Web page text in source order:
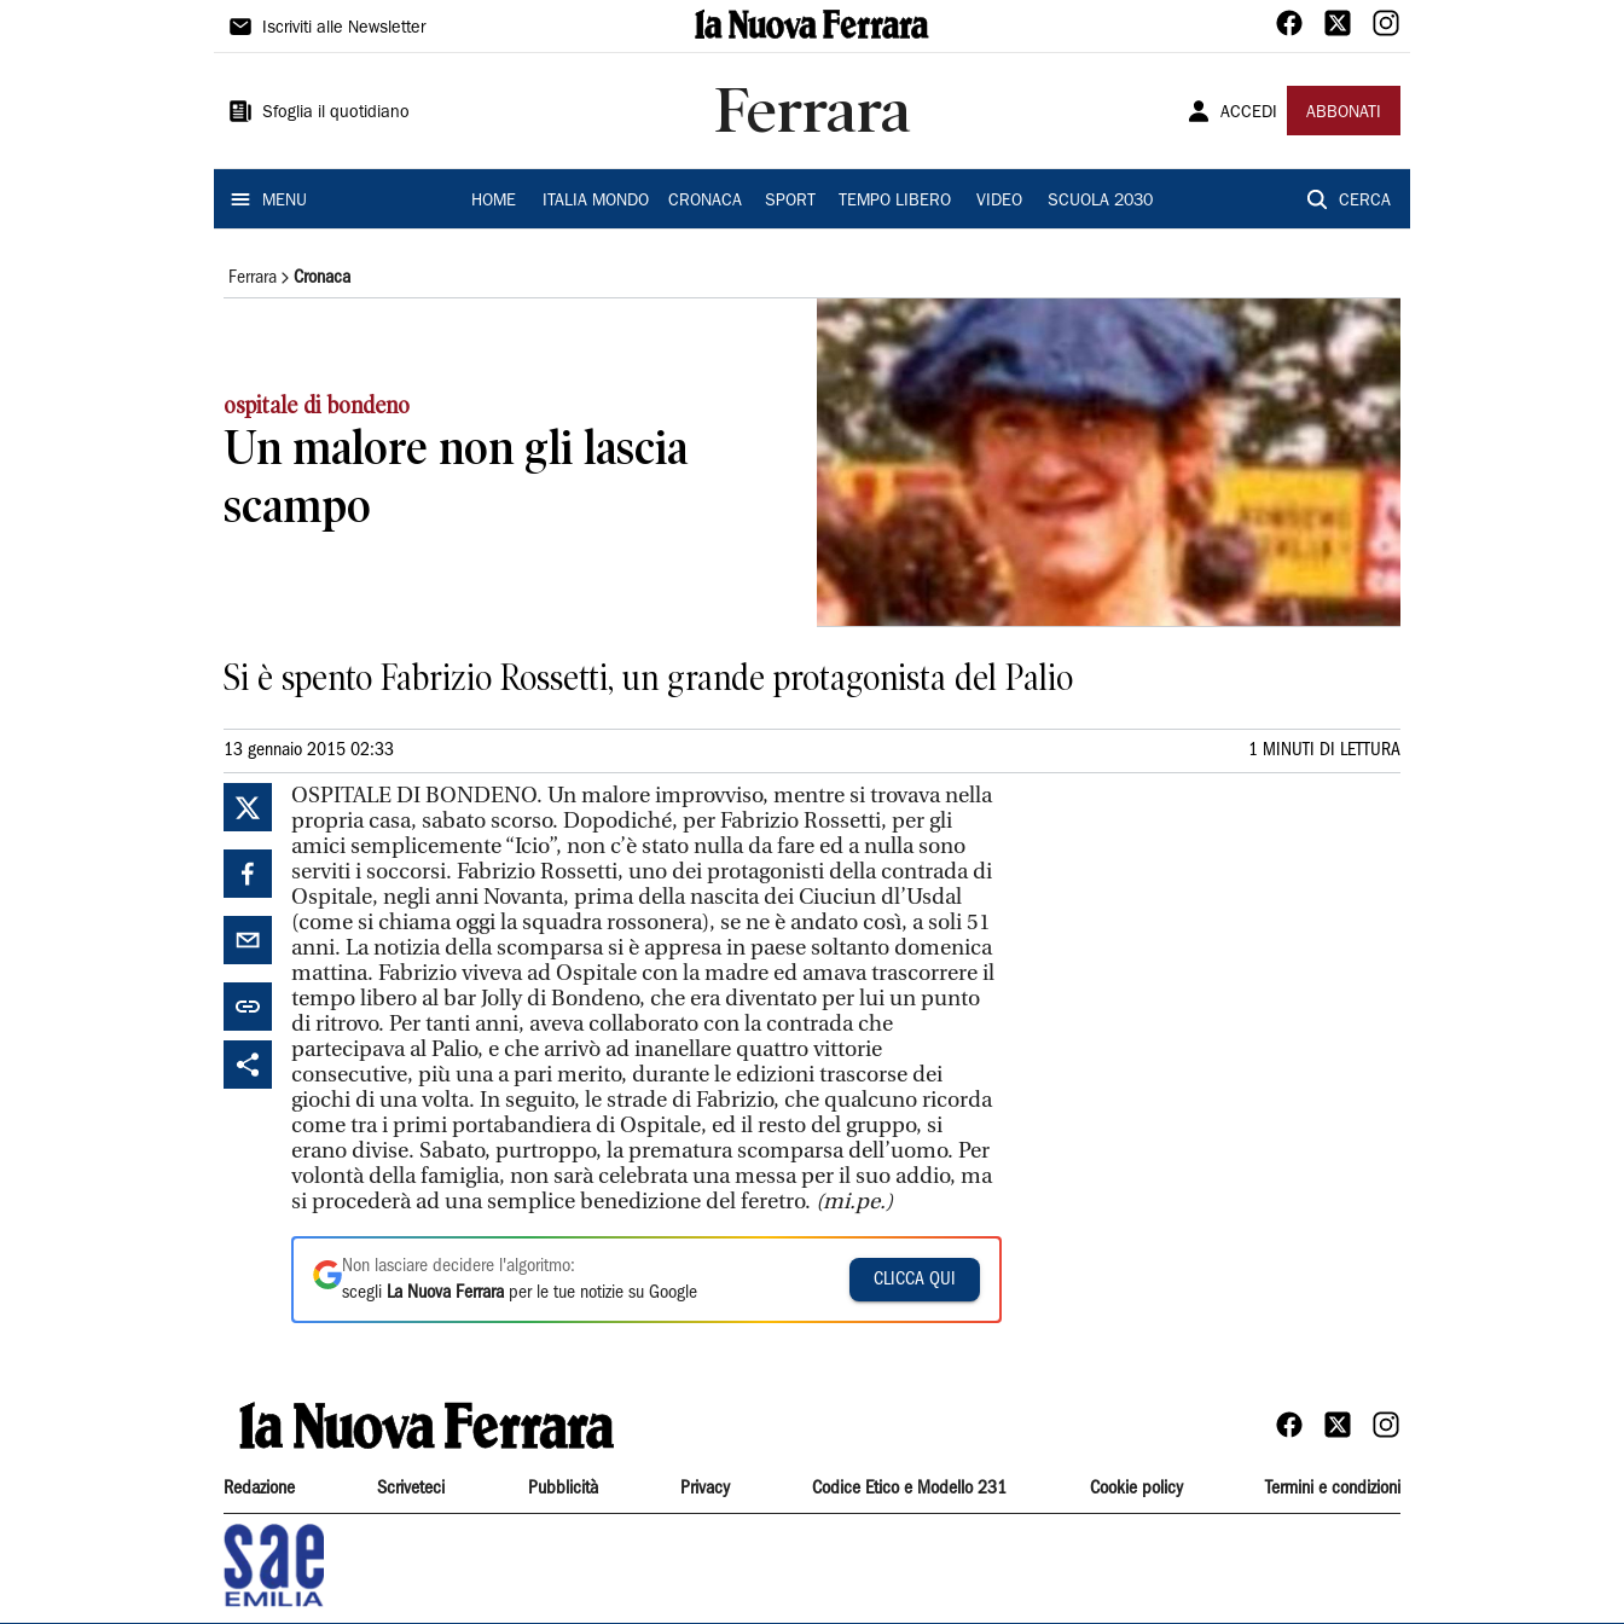
La
Ferrara
Iscriviti alle Newsletter
Sfoglia il quotidiano Ferrara ACCEDI ABBONATI
MENU HOME ITALIA MONDO CRONACA SPORT TEMPO LIBERO VIDEO SCUOLA 2030 CERCA
Ferrara Cronaca
ospitale di bondeno
Un malore non gli lascia
scampo
Si è spento Fabrizio Rossetti, un grande protagonista del Palio
13 gennaio 2015 02:33 1 MINUTI DI LETTURA
OSPITALE DI BONDENO. Un malore improvviso, mentre si trovava nella
propria casa, sabato scorso. Dopodiché, per Fabrizio Rossetti, per gli
amici semplicemente “Icio”, non c’è stato nulla da fare ed a nulla sono
serviti i soccorsi. Fabrizio Rossetti, uno dei protagonisti della contrada di
Ospitale, negli anni Novanta, prima della nascita dei Ciuciun dl’Usdal
(come si chiama oggi la squadra rossonera), se ne è andato così, a soli 51
anni. La notizia della scomparsa si è appresa in paese soltanto domenica
mattina. Fabrizio viveva ad Ospitale con la madre ed amava trascorrere il
tempo libero al bar Jolly di Bondeno, che era diventato per lui un punto
di ritrovo. Per tanti anni, aveva collaborato con la contrada che
partecipava al Palio, e che arrivò ad inanellare quattro vittorie
consecutive, più una a pari merito, durante le edizioni trascorse dei
giochi di una volta. In seguito, le strade di Fabrizio, che qualcuno ricorda
come tra i primi portabandiera di Ospitale, ed il resto del gruppo, si
erano divise. Sabato, purtroppo, la prematura scomparsa dell’uomo. Per
volontà della famiglia, non sarà celebrata una messa per il suo addio, ma
si procederà ad una semplice benedizione del feretro. (mi.pe.)
Non lasciare decidere l'algoritmo:
scegli La Nuova Ferrara per le tue notizie su Google
CLICCA QUI
Redazione Scriveteci Pubblicità Privacy Codice Etico e Modello 231 Cookie policy Termini e condizioni